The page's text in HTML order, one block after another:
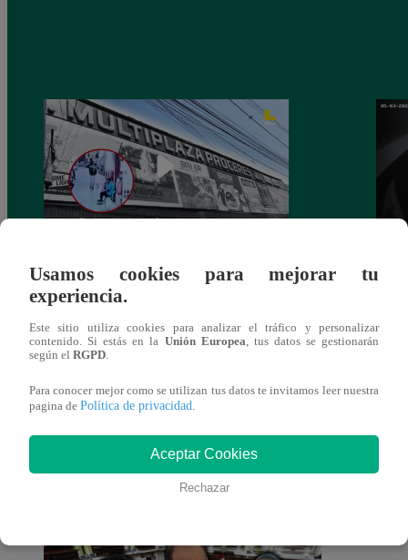
Asesinan a comerciante ferretero dentro de
galería en San Juan de Lurigancho
También te puede
interesar
Usamos cookies para mejorar tu
experiencia.
Este sitio utiliza cookies para analizar el tráfico y personalizar
contenido. Si estás en la Unión Europea, tus datos se gestionarán
según el RGPD.
Para conocer mejor como se utilizan tus datos te invitamos leer nuestra
pagina de Política de privacidad.
Aceptar Cookies
Rechazar